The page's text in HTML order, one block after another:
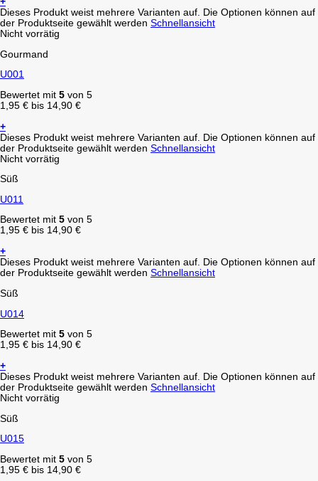
Dieses Produkt weist mehrere Varianten auf. Die Optionen können auf
der Produktseite gewählt werden Schnellansicht
Nicht vorrätig
Gourmand
U001
Bewertet mit 5 von 5
1,95 € bis 14,90 €
+
Dieses Produkt weist mehrere Varianten auf. Die Optionen können auf
der Produktseite gewählt werden Schnellansicht
Nicht vorrätig
Süß
U011
Bewertet mit 5 von 5
1,95 € bis 14,90 €
+
Dieses Produkt weist mehrere Varianten auf. Die Optionen können auf
der Produktseite gewählt werden Schnellansicht
Süß
U014
Bewertet mit 5 von 5
1,95 € bis 14,90 €
+
Dieses Produkt weist mehrere Varianten auf. Die Optionen können auf
der Produktseite gewählt werden Schnellansicht
Nicht vorrätig
Süß
U015
Bewertet mit 5 von 5
1,95 € bis 14,90 €